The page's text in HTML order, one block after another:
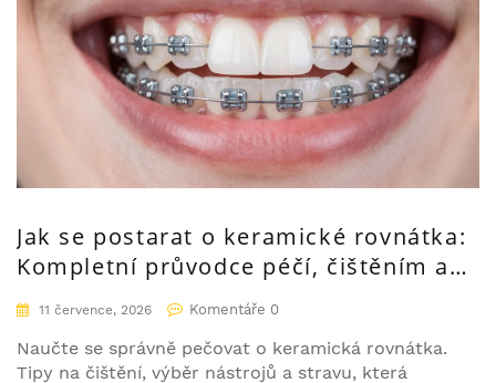
Jak se postarat o keramické rovnátka:
Kompletní průvodce péčí, čištěním a
stravou
11 července, 2026 Komentáře 0
Naučte se správně pečovat o keramická rovnátka.
Tipy na čištění, výběr nástrojů a stravu, která